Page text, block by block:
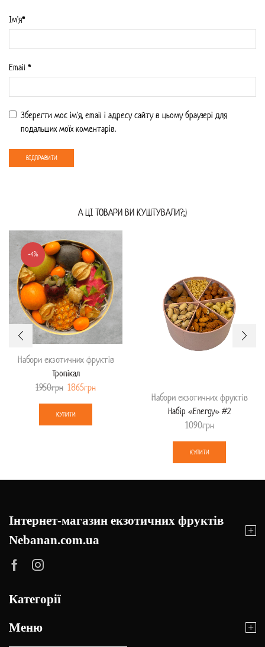
Iм'я*
Email *
Зберегти моє ім'я, email і адресу сайту в цьому браузері для
подальших моїх коментарів.
А ЦI ТОВАРИ ВИ КУШТУВАЛИ?;)
-4%
Набори екзотичних фруктів
Тропікал
1950грн 1865грн
КУПИТИ
Набори екзотичних фруктів
Набір «Energy» #2
1090грн
КУПИТИ
Інтернет-магазин екзотичних фруктів
Nebanan.com.ua
Категорії
Меню